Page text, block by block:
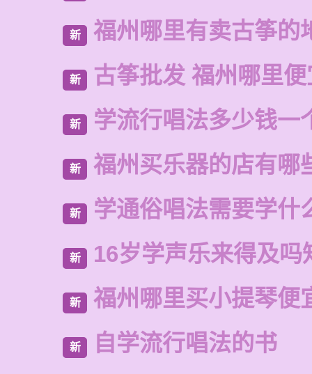
新 福州哪里有卖古筝的
新 古筝批发 福州哪里
新 学流行唱法多少钱一
新 福州买乐器的店有哪
新 学通俗唱法需要学什
新 16岁学声乐来得及吗
新 福州哪里买小提琴便
新 自学流行唱法的书